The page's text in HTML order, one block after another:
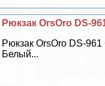
Рюкзак OrsOro DS-
Рюкзак OrsOro DS-
Белый...